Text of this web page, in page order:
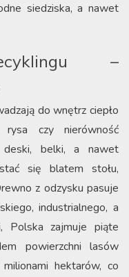
siedziska, a nawet
–
do wnętrz ciepło
czy nierówność
belki, a nawet
się blatem stołu,
z odzysku pasuje
industrialnego, a
Polska zajmuje piąte
powierzchni lasów
hektarów, co